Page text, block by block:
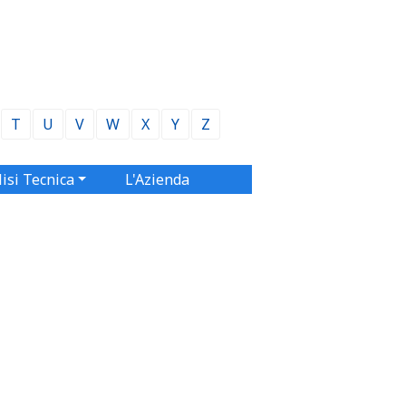
T U V W X Y Z
Tecnica L'Azienda